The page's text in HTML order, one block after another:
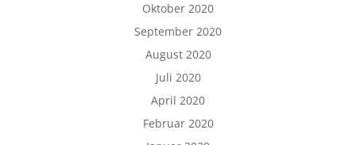
Oktober 2020
September 2020
August 2020
Juli 2020
April 2020
Februar 2020